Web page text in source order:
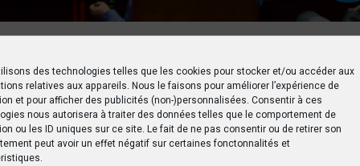
des technologies telles que les cookies pour stocker et/ou accéder aux
relatives aux appareils. Nous le faisons pour améliorer l’expérience de
et pour afficher des publicités (non-)personnalisées. Consentir à ces
nous autorisera à traiter des données telles que le comportement de
ou les ID uniques sur ce site. Le fait de ne pas consentir ou de retirer son
peut avoir un effet négatif sur certaines fonctonnalités et
Président de la République, devient sénateur à vie
à 110.
compte 8 sénateurs, tandis que les 25 autres